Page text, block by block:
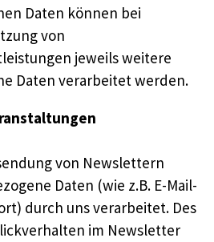
Daten können bei
von
jeweils weitere
Daten verarbeitet werden.
von Newslettern
Daten (wie z.B. E-Mail-
durch uns verarbeitet. Des
im Newsletter